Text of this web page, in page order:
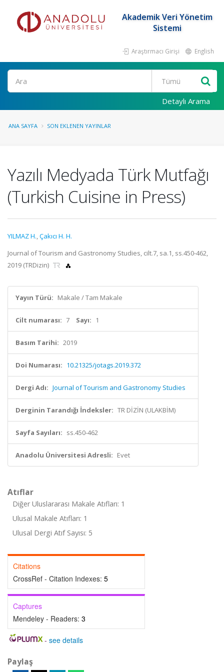
Akademik Veri Yönetim
Sistemi
Araştırmacı Girişi English
Ara
Detaylı Arama
ANA SAYFA SON EKLENEN YAYINLAR
Yazılı Medyada Türk Mutfağı
(Turkish Cuisine in Press)
YILMAZ H.,Çakıcı H. H.
Journal of Tourism and Gastronomy Studies, cilt.7, sa.1, ss.450-462,
2019 (TRDizin)
Yayın Türü: Makale / Tam Makale
Cilt numarası: 7 Sayı: 1
Basım Tarihi: 2019
Doi Numarası: 10.21325/jotags.2019.372
Dergi Adı: Journal of Tourism and Gastronomy Studies
Derginin Tarandığı İndeksler: TR DİZİN (ULAKBİM)
Sayfa Sayıları: ss.450-462
Anadolu Üniversitesi Adresli: Evet
Atıflar
Diğer Uluslararası Makale Atıfları: 1
Ulusal Makale Atıfları: 1
Ulusal Dergi Atıf Sayısı: 5
Citations
CrossRef - Citation Indexes: 5
Captures
Mendeley - Readers: 3
- see details
Paylaş